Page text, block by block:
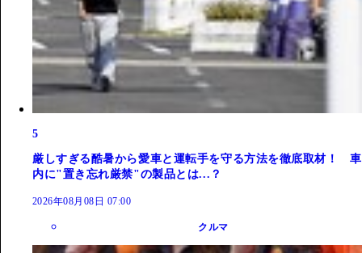
5
厳しすぎる酷暑から愛車と運転手を守る方法を徹底取材！ 車
内に"置き忘れ厳禁"の製品とは...？
2026年08月08日 07:00
クルマ